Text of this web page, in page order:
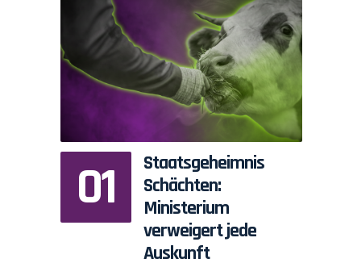
Staatsgeheimnis
Schächten:
Ministerium
verweigert jede
Auskunft